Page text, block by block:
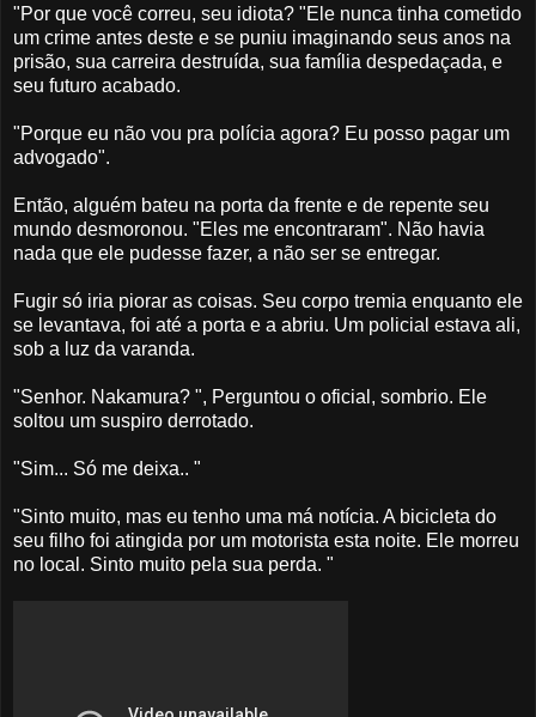
"Por que você correu, seu idiota? "Ele nunca tinha cometido
um crime antes deste e se puniu imaginando seus anos na
prisão, sua carreira destruída, sua família despedaçada, e
seu futuro acabado.
"Porque eu não vou pra polícia agora? Eu posso pagar um
advogado".
Então, alguém bateu na porta da frente e de repente seu
mundo desmoronou. "Eles me encontraram". Não havia
nada que ele pudesse fazer, a não ser se entregar.
Fugir só iria piorar as coisas. Seu corpo tremia enquanto ele
se levantava, foi até a porta e a abriu. Um policial estava ali,
sob a luz da varanda.
"Senhor. Nakamura? ", Perguntou o oficial, sombrio. Ele
soltou um suspiro derrotado.
"Sim... Só me deixa.. "
"Sinto muito, mas eu tenho uma má notícia. A bicicleta do
seu filho foi atingida por um motorista esta noite. Ele morreu
no local. Sinto muito pela sua perda. "